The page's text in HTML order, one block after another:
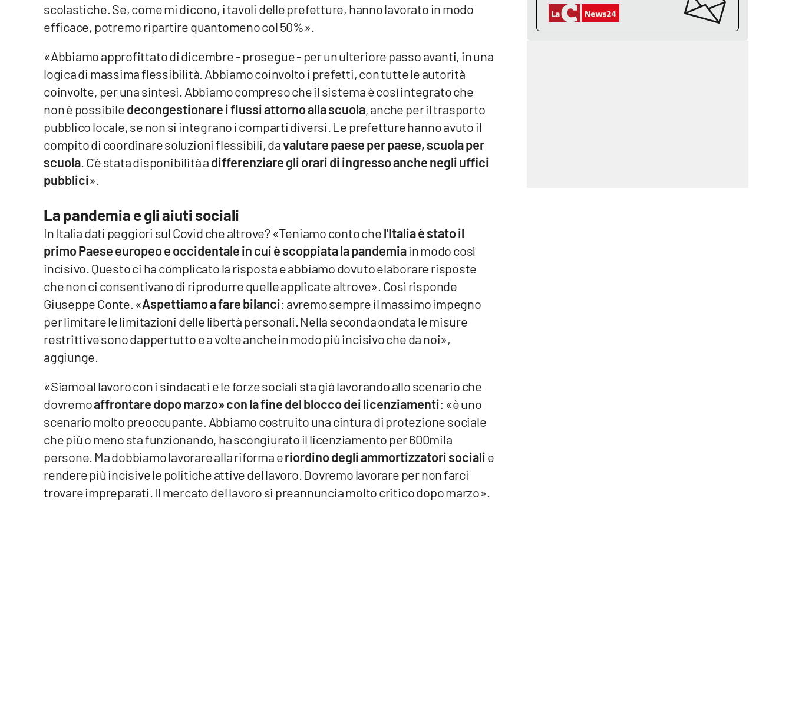
Lacitymag.it
Lacapitalenews.it
Ilvibonese.it
Catanzarochannel.it
Vai
Cookie policy
scolastiche. Se, come mi dicono, i tavoli delle prefetture, hanno lavorato in modo
efficace, potremo ripartire quantomeno col 50%».
«Abbiamo approfittato di dicembre - prosegue - per un ulteriore passo avanti, in una
logica di massima flessibilità. Abbiamo coinvolto i prefetti, con tutte le autorità
coinvolte, per una sintesi. Abbiamo compreso che il sistema è così integrato che
non è possibiledecongestionare i flussi attorno alla scuola, anche per il trasporto
pubblico locale, se non si integrano i comparti diversi. Le prefetture hanno avuto il
compito di coordinare soluzioni flessibili, davalutare paese per paese, scuola per
scuola . C'è stata disponibilità adifferenziare gli orari di ingresso anche negli uffici
pubblici».
La pandemia e gli aiuti sociali
In Italia dati peggiori sul Covid che altrove? «Teniamo conto chel'Italia è stato il
primo Paese europeo e occidentale in cui è scoppiata la pandemiain modo così
incisivo. Questo ci ha complicato la risposta e abbiamo dovuto elaborare risposte
che non ci consentivano di riprodurre quelle applicate altrove». Così risponde
Giuseppe Conte. «Aspettiamo a fare bilanci: avremo sempre il massimo impegno
per limitare le limitazioni delle libertà personali. Nella seconda ondata le misure
restrittive sono dappertutto e a volte anche in modo più incisivo che da noi»,
aggiunge.
«Siamo al lavoro con i sindacati e le forze sociali sta già lavorando allo scenario che
dovremoaffrontare dopo marzo» con la fine del blocco dei licenziamenti: «è uno
scenario molto preoccupante. Abbiamo costruito una cintura di protezione sociale
che più o meno sta funzionando, ha scongiurato il licenziamento per 600mila
persone. Ma dobbiamo lavorare alla riforma eriordino degli ammortizzatori socialie
rendere più incisive le politiche attive del lavoro. Dovremo lavorare per non farci
trovare impreparati. Il mercato del lavoro si preannuncia molto critico dopo marzo».